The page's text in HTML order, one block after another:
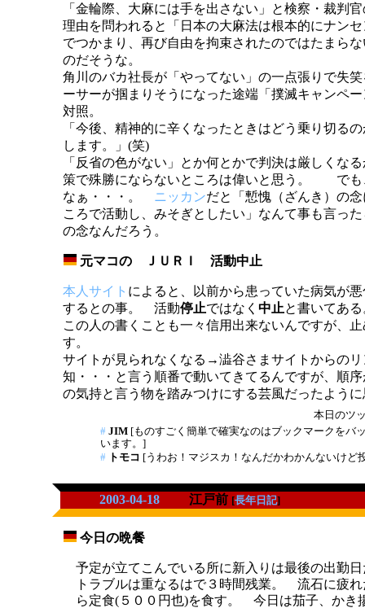
「金輪際、大麻には手を出さない」と検察・裁判
理由を問われると「日本の大麻法は根本的にナン
でつかまり、再び自由を拘束されたのではたまら
のだそうな。
角川のバカ社長が「やってない」の一点張りで失
ーサーが掴まりそうになった途端「撲滅キャンペ
対照。
「今後、精神的に辛くなったときはどう乗り切る
します。」(笑)
「反省の色がない」とか何とかで判決は厳しくな
策で殊勝にならないところは偉いと思う。 でも
なぁ・・・。 ニッカンだと「慙愧（ざんき）の
ころで活動し、みそぎとしたい」なんて事も言っ
の念なんだろう。
元マコの ＪＵＲＩ 活動中止
本人サイト によると、以前から患っていた病気が
するとの事。 活動停止ではなく 中止と書いてある
この人の書くことも一々信用出来ないんですが、
す。
サイトが見られなくなる→澁谷さまサイトからの
知・・・と言う順番で動いてきてるんですが、順
の気持と言う物を踏みつけにする芸風だったよう
本日のツ
# JIM[ものすごく簡単で確実なのはブックマークをバ
います。]
# トモコ [うわお！マジスカ！なんだかわかんないけど
2003-04-18 江戸前 [長年日記]
今日の晩餐
予定が立てこんでいる所に新入りは最後の出勤
トラブルは重なるはで３時間残業。 流石に疲
ら定食(５００円也)を食す。 今日は茄子、かき